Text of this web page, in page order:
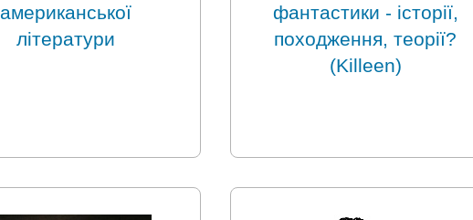
американської
літератури
фантастики - історії,
походження, теорії?
(Killeen)